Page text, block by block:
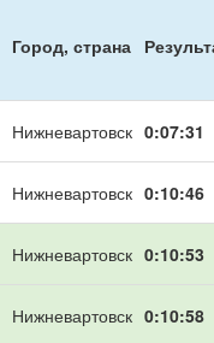
Город, страна
Нижневартовск 0:07:31
Нижневартовск 0:10:46
Нижневартовск 0:10:53
Нижневартовск 0:10:58